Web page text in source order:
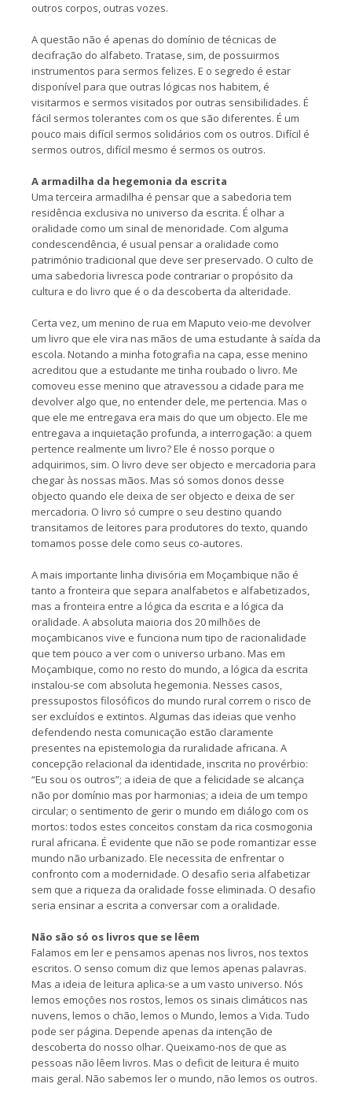
outros corpos, outras vozes.
A questão não é apenas do domínio de técnicas de
decifração do alfabeto. Tratase, sim, de possuirmos
instrumentos para sermos felizes. E o segredo é estar
disponível para que outras lógicas nos habitem, é
visitarmos e sermos visitados por outras sensibilidades. É
fácil sermos tolerantes com os que são diferentes. É um
pouco mais difícil sermos solidários com os outros. Difícil é
sermos outros, difícil mesmo é sermos os outros.
A armadilha da hegemonia da escrita
Uma terceira armadilha é pensar que a sabedoria tem
residência exclusiva no universo da escrita. É olhar a
oralidade como um sinal de menoridade. Com alguma
condescendência, é usual pensar a oralidade como
património tradicional que deve ser preservado. O culto de
uma sabedoria livresca pode contrariar o propósito da
cultura e do livro que é o da descoberta da alteridade.
Certa vez, um menino de rua em Maputo veio-me devolver
um livro que ele vira nas mãos de uma estudante à saída da
escola. Notando a minha fotografia na capa, esse menino
acreditou que a estudante me tinha roubado o livro. Me
comoveu esse menino que atravessou a cidade para me
devolver algo que, no entender dele, me pertencia. Mas o
que ele me entregava era mais do que um objecto. Ele me
entregava a inquietação profunda, a interrogação: a quem
pertence realmente um livro? Ele é nosso porque o
adquirimos, sim. O livro deve ser objecto e mercadoria para
chegar às nossas mãos. Mas só somos donos desse
objecto quando ele deixa de ser objecto e deixa de ser
mercadoria. O livro só cumpre o seu destino quando
transitamos de leitores para produtores do texto, quando
tomamos posse dele como seus co-autores.
A mais importante linha divisória em Moçambique não é
tanto a fronteira que separa analfabetos e alfabetizados,
mas a fronteira entre a lógica da escrita e a lógica da
oralidade. A absoluta maioria dos 20 milhões de
moçambicanos vive e funciona num tipo de racionalidade
que tem pouco a ver com o universo urbano. Mas em
Moçambique, como no resto do mundo, a lógica da escrita
instalou-se com absoluta hegemonia. Nesses casos,
pressupostos filosóficos do mundo rural correm o risco de
ser excluídos e extintos. Algumas das ideias que venho
defendendo nesta comunicação estão claramente
presentes na epistemologia da ruralidade africana. A
concepção relacional da identidade, inscrita no provérbio:
“Eu sou os outros”; a ideia de que a felicidade se alcança
não por domínio mas por harmonias; a ideia de um tempo
circular; o sentimento de gerir o mundo em diálogo com os
mortos: todos estes conceitos constam da rica cosmogonia
rural africana. É evidente que não se pode romantizar esse
mundo não urbanizado. Ele necessita de enfrentar o
confronto com a modernidade. O desafio seria alfabetizar
sem que a riqueza da oralidade fosse eliminada. O desafio
seria ensinar a escrita a conversar com a oralidade.
Não são só os livros que se lêem
Falamos em ler e pensamos apenas nos livros, nos textos
escritos. O senso comum diz que lemos apenas palavras.
Mas a ideia de leitura aplica-se a um vasto universo. Nós
lemos emoções nos rostos, lemos os sinais climáticos nas
nuvens, lemos o chão, lemos o Mundo, lemos a Vida. Tudo
pode ser página. Depende apenas da intenção de
descoberta do nosso olhar. Queixamo-nos de que as
pessoas não lêem livros. Mas o deficit de leitura é muito
mais geral. Não sabemos ler o mundo, não lemos os outros.